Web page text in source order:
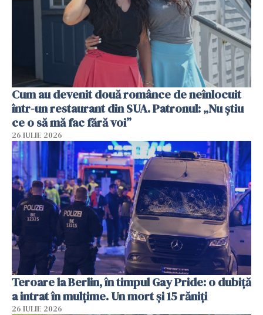
Cum au devenit două românce de neînlocuit
într-un restaurant din SUA. Patronul: „Nu știu
ce o să mă fac fără voi”
26 IULIE 2026
Teroare la Berlin, în timpul Gay Pride: o dubiță
a intrat în mulțime. Un mort și 15 răniți
26 IULIE 2026